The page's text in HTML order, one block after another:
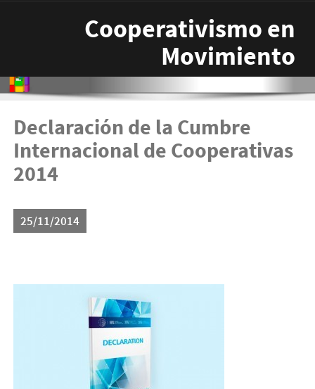
Cooperativismo en
Movimiento
Declaración de la Cumbre
Internacional de Cooperativas
2014
25/11/2014
arton5817-300x196.jpg